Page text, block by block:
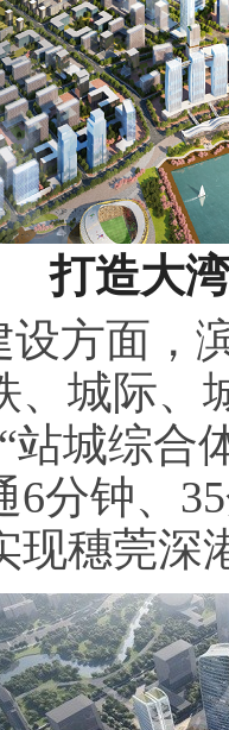
打造大
方面，
、城际、
站城综合
6分钟、
现穗莞深